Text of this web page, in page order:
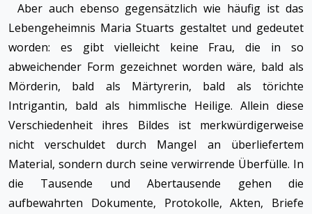
Aber auch ebenso gegensätzlich wie häufig ist das
Lebengeheimnis Maria Stuarts gestaltet und gedeutet
worden: es gibt vielleicht keine Frau, die in so
abweichender Form gezeichnet worden wäre, bald als
Mörderin, bald als Märtyrerin, bald als törichte
Intrigantin, bald als himmlische Heilige. Allein diese
Verschiedenheit ihres Bildes ist merkwürdigerweise
nicht verschuldet durch Mangel an überliefertem
Material, sondern durch seine verwirrende Überfülle. In
die Tausende und Abertausende gehen die
aufbewahrten Dokumente, Protokolle, Akten, Briefe